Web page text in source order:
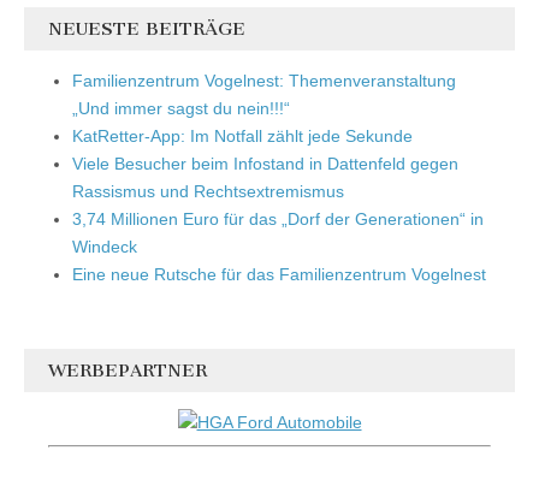
NEUESTE BEITRÄGE
Familienzentrum Vogelnest: Themenveranstaltung
„Und immer sagst du nein!!!“
KatRetter-App: Im Notfall zählt jede Sekunde
Viele Besucher beim Infostand in Dattenfeld gegen
Rassismus und Rechtsextremismus
3,74 Millionen Euro für das „Dorf der Generationen“ in
Windeck
Eine neue Rutsche für das Familienzentrum Vogelnest
WERBEPARTNER